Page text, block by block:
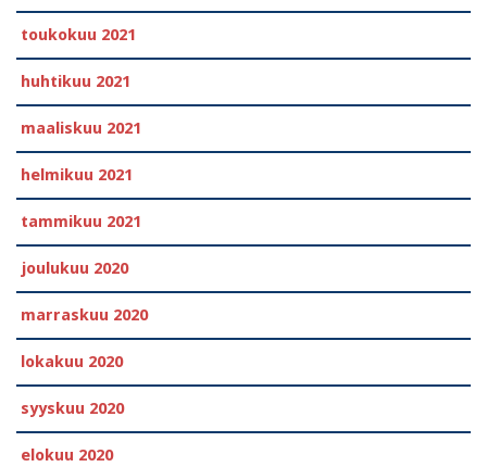
toukokuu 2021
huhtikuu 2021
maaliskuu 2021
helmikuu 2021
tammikuu 2021
joulukuu 2020
marraskuu 2020
lokakuu 2020
syyskuu 2020
elokuu 2020